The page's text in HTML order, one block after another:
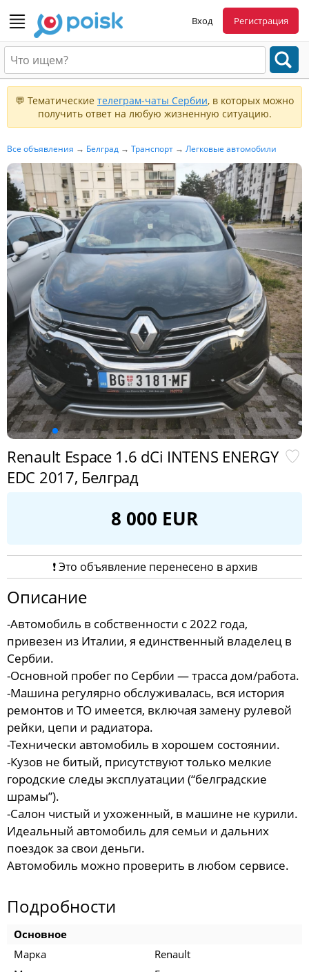
Вход Регистрация
💬 Тематические телеграм-чаты Сербии, в которых можно
получить ответ на любую жизненную ситуацию.
Все объявления → Белград → Транспорт → Легковые автомобили
Renault Espace 1.6 dCi INTENS ENERGY
EDC 2017, Белград
8 000 EUR
❗️ Это объявление перенесено в архив
Описание
-Автомобиль в собственности с 2022 года,
привезен из Италии, я единственный владелец в
Сербии.
-Основной пробег по Сербии — трасса дом/работа.
-Машина регулярно обслуживалась, вся история
ремонтов и ТО имеется, включая замену рулевой
рейки, цепи и радиатора.
-Технически автомобиль в хорошем состоянии.
-Кузов не битый, присутствуют только мелкие
городские следы эксплуатации (“белградские
шрамы”).
-Салон чистый и ухоженный, в машине не курили.
Идеальный автомобиль для семьи и дальних
поездок за свои деньги.
Автомобиль можно проверить в любом сервисе.
Подробности
Основное
Марка
Renault